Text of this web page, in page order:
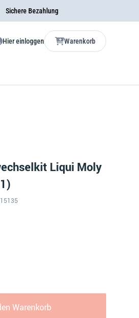
Sichere Bezahlung
Hier einloggen Warenkorb
Liqui Moly
Warenkorb